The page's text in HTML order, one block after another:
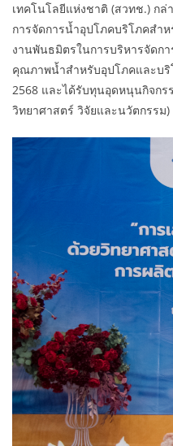
เทคโนโลยีแห่งชาติ (สวทช.) กล่
การจัดการน้ำอุปโภคบริโภคส
งานพันธมิตรในการบริหารจัดก
คุณภาพน้ำสำหรับอุปโภคและบริ
2568 และได้รับทุนอุดหนุนกิจก
วิทยาศาสตร์ วิจัยและนวัตกรรม